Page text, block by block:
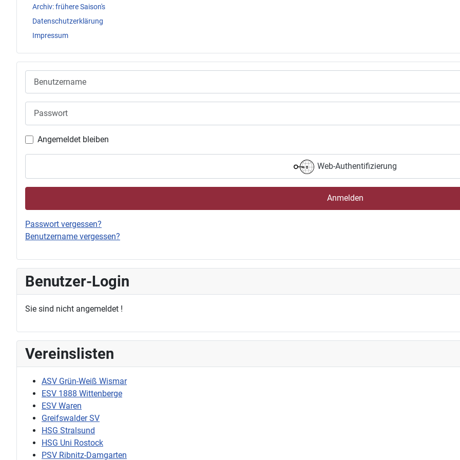
Archiv: frühere Saison's
Datenschutzerklärung
Impressum
Angemeldet bleiben
Web-Authentifizierung
Anmelden
Passwort vergessen?
Benutzername vergessen?
Benutzer-Login
Sie sind nicht angemeldet !
Vereinslisten
ASV Grün-Weiß Wismar
ESV 1888 Wittenberge
ESV Waren
Greifswalder SV
HSG Stralsund
HSG Uni Rostock
PSV Ribnitz-Damgarten